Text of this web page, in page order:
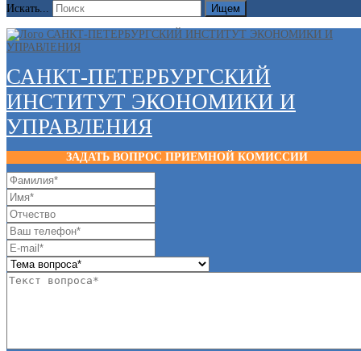
Искать...
Ищем
САНКТ-ПЕТЕРБУРГСКИЙ
ИНСТИТУТ ЭКОНОМИКИ И
УПРАВЛЕНИЯ
ЗАДАТЬ ВОПРОС ПРИЕМНОЙ КОМИССИИ